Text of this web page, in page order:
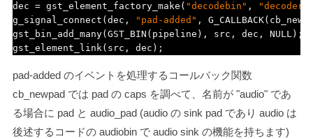
dec = gst_element_factory_make ( "decodebin" , "decoder"
g_signal_connect ( dec , "pad-added" , G_CALLBACK(
gst_bin_add_many( GST_BIN ( pipeline ), src , dec , NULL);
gst_element_link( src , dec );
pad-addedのイベントを処理するコールバック関数
cb_newpadでは padの caps を調べて、名前が "audio"であ
る場合に padと audio_pad(audioの sink pad であり audioは
後述するコードの audiobin で audio sink の機能を持ちます)